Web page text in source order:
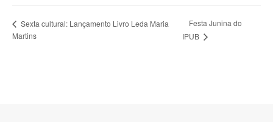
Sexta cultural: Lançamento Livro Leda Maria
Martins
Festa Junina do
IPUB